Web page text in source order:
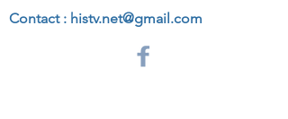
Contact : histv.net@gmail.com